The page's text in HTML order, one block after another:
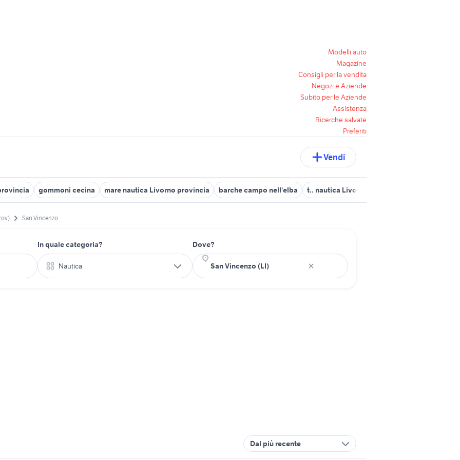
Modelli auto
Magazine
Consigli per la vendita
Negozi e Aziende
Subito per le Aziende
Assistenza
Ricerche salvate
Preferiti
Vendi
gommoni cecina mare nautica Livorno provincia barche campo nell'elba t.. nautica Livorno provincia
San Vincenzo
In quale categoria?
Nautica
Dove?
Dal più recente